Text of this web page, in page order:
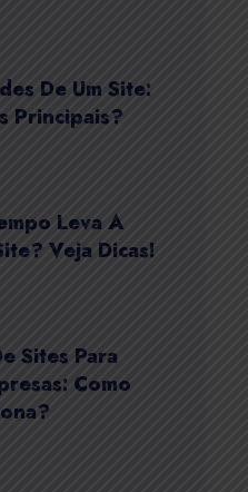
De Um Site:
Principais?
Leva A
Veja Dicas!
Sites Para
Como